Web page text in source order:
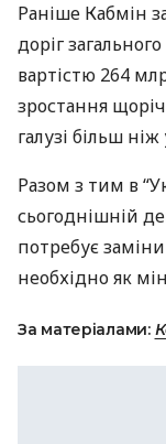
Раніше Кабмін
доріг
вартістю 264
зростання
галузі більш
Разом з тим в
сьогоднішній
потребує
необхідно як
За матеріалами: